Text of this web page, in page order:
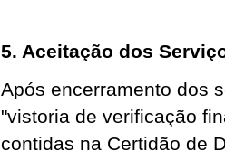
5. Aceitação dos
Após encerramento dos
"vistoria de verificação
contidas na Certidão de